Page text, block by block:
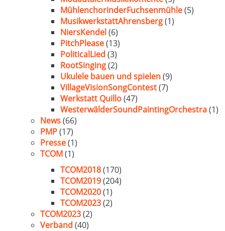
MühlenchorinderFuchsenmühle(5)
MusikwerkstattAhrensberg(1)
NiersKendel(6)
PitchPlease(13)
PoliticalLied (3)
RootSinging(2)
Ukulele bauen und spielen(9)
VillageVisionSongContest(7)
Werkstatt Quillo(47)
WesterwälderSoundPaintingOrchestra(1)
News(66)
PMP(17)
Presse(1)
TCOM(1)
TCOM2018(170)
TCOM2019(204)
TCOM2020(1)
TCOM2023(2)
TCOM2023(2)
Verband (40)